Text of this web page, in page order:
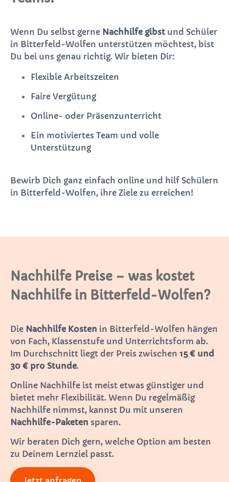
Wenn Du selbst gerne Nachhilfe gibst und Schüler
in Bitterfeld-Wolfen unterstützen möchtest, bist
Du bei uns genau richtig. Wir bieten Dir:
Flexible Arbeitszeiten
Faire Vergütung
Online- oder Präsenzunterricht
Ein motiviertes Team und volle
Unterstützung
Bewirb Dich ganz einfach online und hilf Schülern
in Bitterfeld-Wolfen, ihre Ziele zu erreichen!
Nachhilfe Preise – was kostet
Nachhilfe in Bitterfeld-Wolfen?
Die Nachhilfe Kosten in Bitterfeld-Wolfen hängen
von Fach, Klassenstufe und Unterrichtsform ab.
Im Durchschnitt liegt der Preis zwischen 15 € und
30 € pro Stunde.
Online Nachhilfe ist meist etwas günstiger und
bietet mehr Flexibilität. Wenn Du regelmäßig
Nachhilfe nimmst, kannst Du mit unseren
Nachhilfe-Paketen sparen.
Wir beraten Dich gern, welche Option am besten
zu Deinem Lernziel passt.